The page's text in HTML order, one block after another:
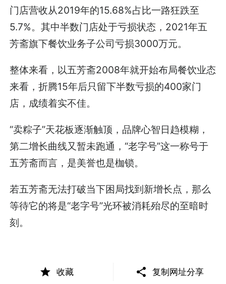
门店营收从2019年的15.68%占比一路狂跌至
5.7%。其中半数门店处于亏损状态，2021年五
芳斋旗下餐饮业务子公司亏损3000万元。
整体来看，以五芳斋2008年就开始布局餐饮业态
来看，折腾15年后只留下半数亏损的400家门
店，成绩着实不佳。
“卖粽子”天花板逐渐触顶，品牌心智日趋模糊，
第二增长曲线又暂未跑通，“老字号”这一称号于
五芳斋而言，是美誉也是枷锁。
若五芳斋无法打破当下困局找到新增长点，那么
等待它的将是“老字号”光环被消耗殆尽的至暗时
刻。
本文转载自零售商业财经（ID：Retail-
收藏 复制网址分享